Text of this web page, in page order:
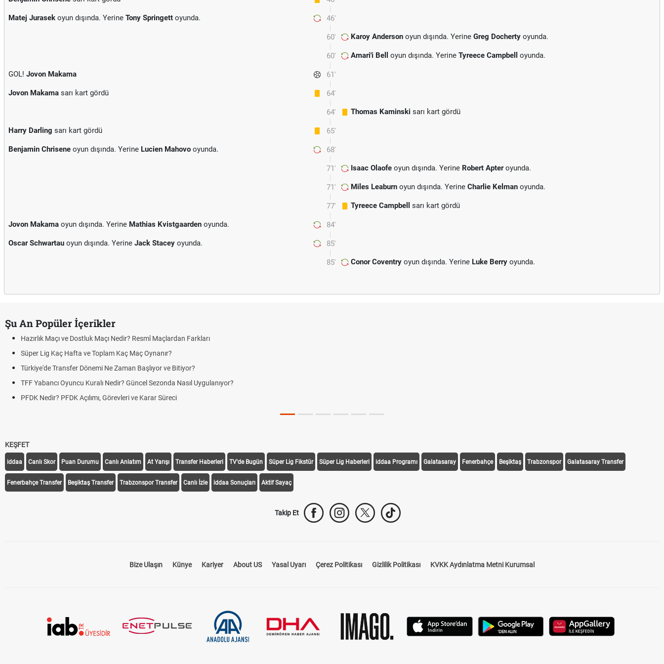
46'
Matej Jurasek oyun dışında. Yerine Tony Springett oyunda.
60' Karoy Anderson oyun dışında. Yerine Greg Docherty oyunda.
60' Amari'i Bell oyun dışında. Yerine Tyreece Campbell oyunda.
61'
GOL! Jovon Makama
64'
Jovon Makama sarı kart gördü
64' Thomas Kaminski sarı kart gördü
65'
Harry Darling sarı kart gördü
68'
Benjamin Chrisene oyun dışında. Yerine Lucien Mahovo oyunda.
71' Isaac Olaofe oyun dışında. Yerine Robert Apteroyunda.
71' Miles Leaburn oyun dışında. Yerine Charlie Kelman oyunda.
77' Tyreece Campbell sarı kart gördü
84'
Jovon Makama oyun dışında. Yerine Mathias Kvistgaarden oyunda.
85'
Oscar Schwartau oyun dışında. Yerine Jack Stacey oyunda.
85' Conor Coventry oyun dışında. Yerine Luke Berry oyunda.
Şu An Popüler İçerikler
Hazırlık Maçı ve Dostluk Maçı Nedir? Resmî Maçlardan Farkları
Süper Lig Kaç Hafta ve Toplam Kaç Maç Oynanır?
Türkiye'de Transfer Dönemi Ne Zaman Başlıyor ve Bitiyor?
TFF Yabancı Oyuncu Kuralı Nedir? Güncel Sezonda Nasıl Uygulanıyor?
PFDK Nedir? PFDK Açılımı, Görevleri ve Karar Süreci
KEŞFET
iddaa Canlı Skor Puan Durumu Canlı Anlatım At Yarışı Transfer Haberleri TV'de Bugün Süper Lig Fikstür Süper Lig Haberleri iddaa Programı Galatasaray Fenerbahçe Beşiktaş Trabzonspor Galatasaray Transfer
Fenerbahçe Transfer Beşiktaş Transfer Trabzonspor Transfer Canlı İzle iddaa Sonuçları Aktif Sayaç
Takip Et
Bize Ulaşın Künye Kariyer About US Yasal Uyarı Çerez Politikası Gizlilik Politikası KVKK Aydınlatma Metni Kurumsal